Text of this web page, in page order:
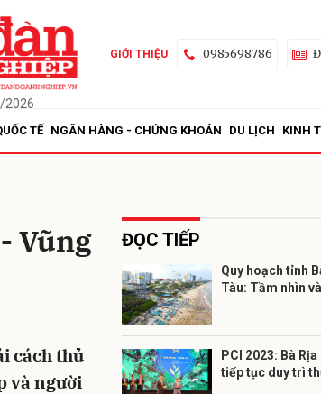
2026
GIỚI THIỆU 0985698786
TẾ NGÂN HÀNG - CHỨNG KHOÁN DU LỊCH KINH
Vũng
cách thủ
và người
ĐỌC TIẾP
Quy hoạch tỉnh
Tàu: Tầm nhìn
PCI 2023: Bà
tiếp tục duy trì
Gửi